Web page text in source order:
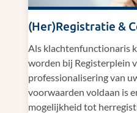
(Her)Registratie &
Als klachtenfunctionaris
worden bij Registerplein
professionalisering van
voorwaarden voldaan is
mogelijkheid tot